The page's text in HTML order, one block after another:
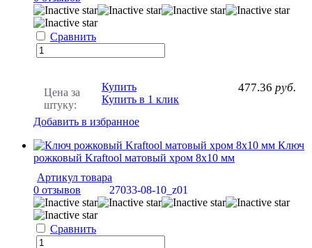
Сравнить
Цена за
штуку:
477.36 руб.
Купить
Купить в 1 клик
Добавить в избранное
Ключ
рожковый Kraftool матовый хром 8х10 мм
Артикул товара
27033-08-10_z01
0 отзывов
Сравнить